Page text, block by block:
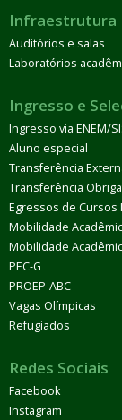
Infraestrutura
Auditórios e salas
Laboratórios
Ingresso e
Ingresso via ENEM/
Aluno especial
Transferência
Transferência
Egressos de
Mobilidade
Mobilidade
PEC-G
PROEP-ABC
Vagas Olímpicas
Refugiados
Redes Sociais
Facebook
Instagram